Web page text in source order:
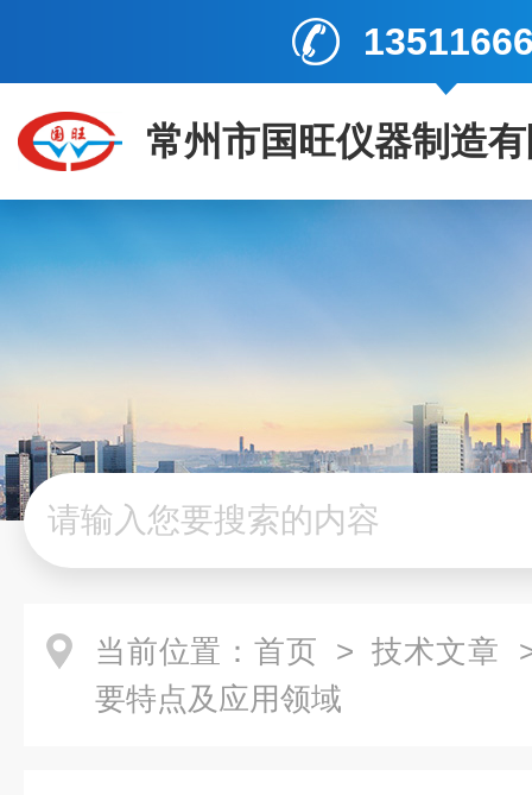
常州市国旺仪器制造
当前位置： 首页 > 技术文章
要特点及应用领域